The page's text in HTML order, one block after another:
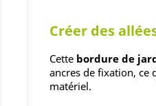
Créer des
Cette bordure de
ancres de fixation, ce
matériel.